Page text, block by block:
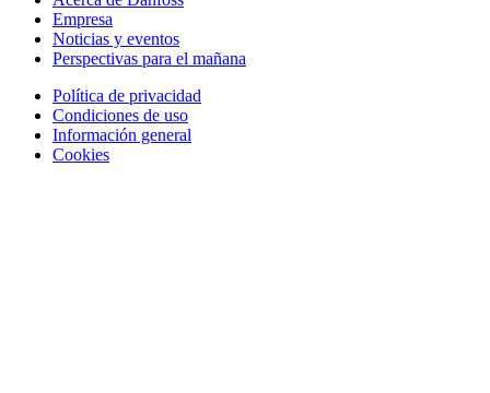
Empresa
Noticias y eventos
Perspectivas para el mañana
Política de privacidad
Condiciones de uso
Información general
Cookies